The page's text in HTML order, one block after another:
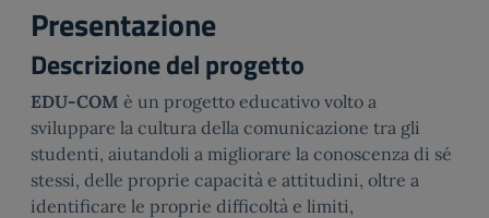
Presentazione
Descrizione del progetto
EDU-COM è un progetto educativo volto a
sviluppare la cultura della comunicazione tra gli
studenti, aiutandoli a migliorare la conoscenza di sé
stessi, delle proprie capacità e attitudini, oltre a
identificare le proprie difficoltà e limiti,